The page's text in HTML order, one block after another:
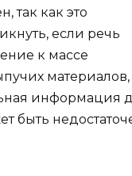
так как это
если речь
к массе
материалов,
информация
быть